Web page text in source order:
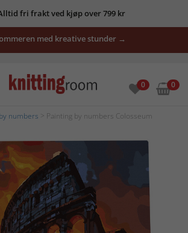
fri frakt ved kjøp over 799 kr
med kreative stunder →
0 0
numbers > Painting by numbers Colosseum